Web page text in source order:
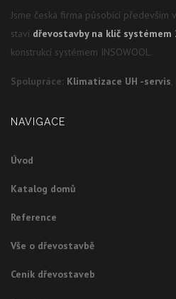
Jsme česká firma působící především
staví dřevostavby na klíč systémem
konstrukcí systémem INSOWOOL.
Spolupráce: Klimatizace UH -servis,
NAVIGACE
Úvod
Katalog domů
Reference
Vše o dřevostavbě
Ceník dřevostaveb